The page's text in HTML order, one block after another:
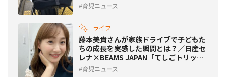
育児ニュース
ライフ
藤本美貴さんが家族ドライブで子どもた
ちの成長を実感した瞬間とは？／日産セ
レナ×BEAMS JAPAN「てしごトリッ
プ」発表会
育児ニュース